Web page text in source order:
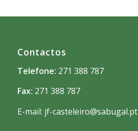
Contactos
Telefone: 271 388 787
Fax: 271 388 787
E-mail: jf-casteleiro@sabugal.pt